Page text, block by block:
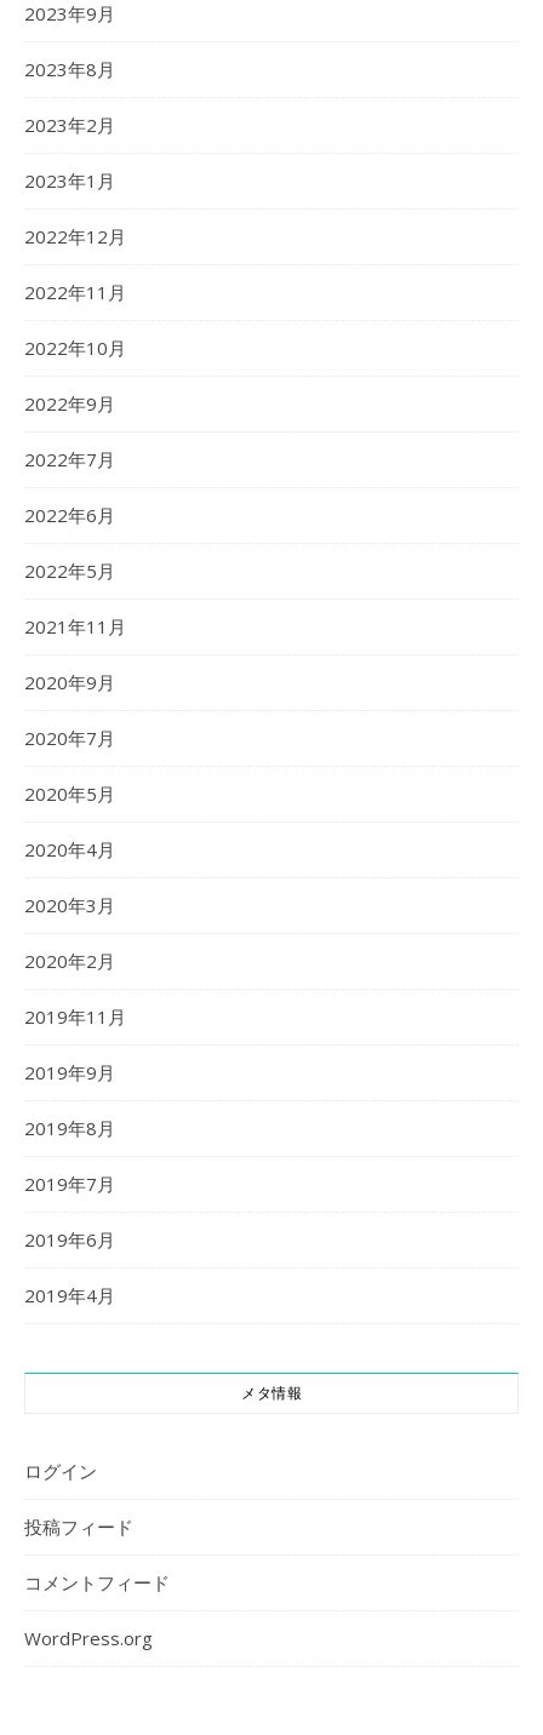
2023年9月
2023年8月
2023年2月
2023年1月
2022年12月
2022年11月
2022年10月
2022年9月
2022年7月
2022年6月
2022年5月
2021年11月
2020年9月
2020年7月
2020年5月
2020年4月
2020年3月
2020年2月
2019年11月
2019年9月
2019年8月
2019年7月
2019年6月
2019年4月
メタ情報
ログイン
投稿フィード
コメントフィード
WordPress.org